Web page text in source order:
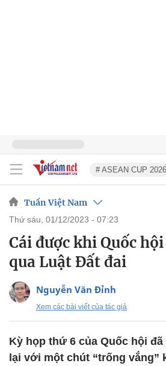
# ASEAN CUP 2026
Tuần Việt Nam
thứ sáu, 01/12/2023 - 07:23
Cái được khi Quốc
qua Luật Đất đai
Nguyễn Văn Đỉnh
Xem các bài viết của tác giả
Kỳ họp thứ 6 của Quốc hội
lại với một chút “trống vắng”